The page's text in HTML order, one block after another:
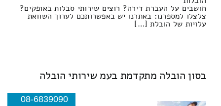
חושבים על העברת דירה? רוצים שירותי סבלות באופקים?
צלצלו למספרנו: באתרנו יש באפשרותכם לערוך השוואת
עלויות של הובלת […]
בסון הובלה מתקדמת בעמ שירותי הובלה
08-6839090